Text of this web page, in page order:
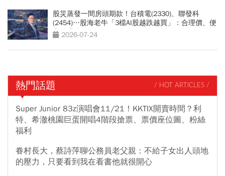
股災蒸發一間房頭期款！台積電(2330)、聯發科
(2454)…股海老牛「3檔AI股越跌越買」：合理價、便
宜價曝光
2026-07-24
熱門話題 / HOT ARTICLES /
Super Junior 83z演唱會11/21！KKTIX開賣時間？利
特、希澈桃園巨蛋開唱4階段搶票、票價座位圖、粉絲
福利
眷村長大，蔡詩萍聊公務員老父親：不給子女出人頭地
的壓力，只要看到我在看書他就很開心